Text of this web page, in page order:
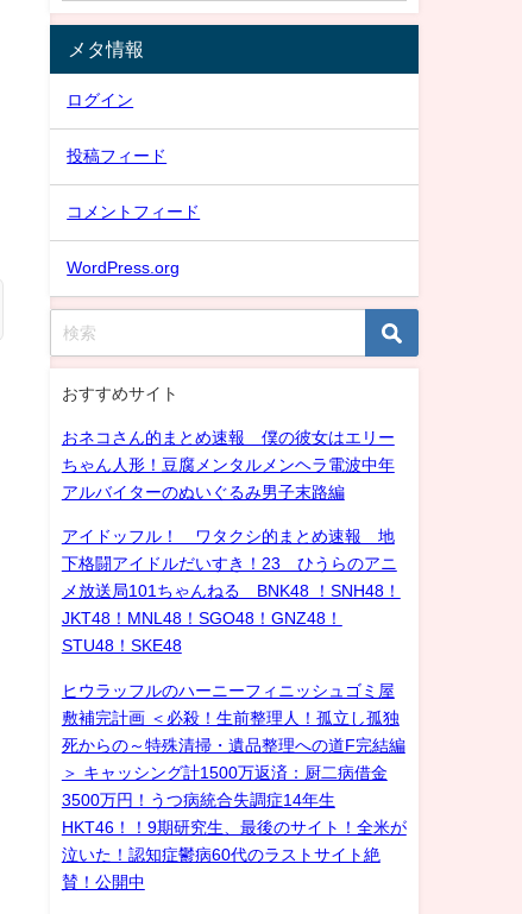
メタ情報
ログイン
投稿フィード
コメントフィード
WordPress.org
おすすめサイト
おネコさん的まとめ速報 僕の彼女はエリー
ちゃん人形！豆腐メンタルメンヘラ電波中年
アルバイターのぬいぐるみ男子末路編
アイドッフル！ ワタクシ的まとめ速報 地
下格闘アイドルだいすき！23 ひうらのアニ
メ放送局101ちゃんねる BNK48 ！SNH48！
JKT48！MNL48！SGO48！GNZ48！
STU48！SKE48
ヒウラッフルのハーニーフィニッシュゴミ屋
敷補完計画 ＜必殺！生前整理人！孤立し孤独
死からの～特殊清掃・遺品整理への道F完結編
＞ キャッシング計1500万返済：厨二病借金
3500万円！うつ病統合失調症14年生
HKT46！！9期研究生、最後のサイト！全米が
泣いた！認知症鬱病60代のラストサイト絶
賛！公開中